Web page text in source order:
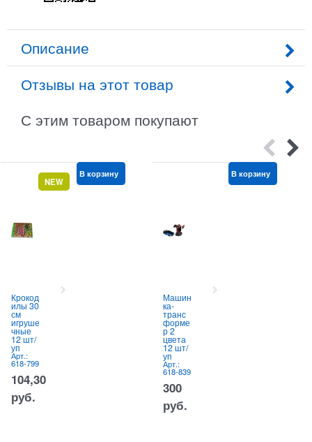
Описание
Отзывы на этот товар
С этим товаром покупают
Крокод
илы 30
см
игруше
чные
12 шт/
уп
Арт.:
618-799
104,30
руб.
NEW
В корзину
Машин
ка-
транс
форме
р 2
цвета
12 шт/
уп
Арт.:
618-839
300
руб.
В корзину